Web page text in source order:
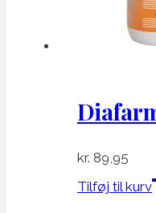
kr. 89,95
Tilføj til kurv